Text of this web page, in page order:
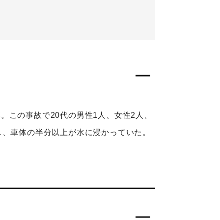
この事故で20代の男性1人、女性2人、
車体の半分以上が水に浸かっていた。